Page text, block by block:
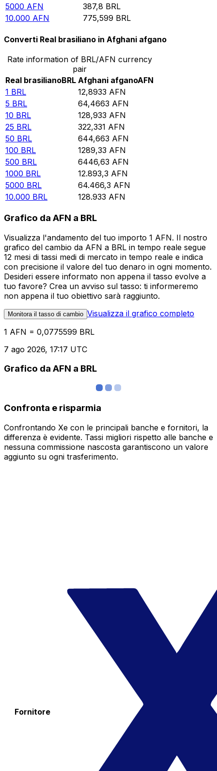
5000 AFN 387,8 BRL
10.000 AFN 775,599 BRL
Converti Real brasiliano in Afghani afgano
Rate information of BRL/AFN currency
pair
Real brasilianoBRL Afghani afganoAFN
1 BRL 12,8933 AFN
5 BRL 64,4663 AFN
10 BRL 128,933 AFN
25 BRL 322,331 AFN
50 BRL 644,663 AFN
100 BRL 1289,33 AFN
500 BRL 6446,63 AFN
1000 BRL 12.893,3 AFN
5000 BRL 64.466,3 AFN
10.000 BRL 128.933 AFN
Grafico da AFN a BRL
Visualizza l'andamento del tuo importo 1 AFN. Il nostro
grafico del cambio da AFN a BRL in tempo reale segue
12 mesi di tassi medi di mercato in tempo reale e indica
con precisione il valore del tuo denaro in ogni momento.
Desideri essere informato non appena il tasso evolve a
tuo favore? Crea un avviso sul tasso: ti informeremo
non appena il tuo obiettivo sarà raggiunto.
Monitora il tasso di cambio Visualizza il grafico completo
1 AFN = 0,0775599 BRL
7 ago 2026, 17:17 UTC
Grafico da AFN a BRL
Confronta e risparmia
Confrontando Xe con le principali banche e fornitori, la
differenza è evidente. Tassi migliori rispetto alle banche e
nessuna commissione nascosta garantiscono un valore
aggiunto su ogni trasferimento.
Fornitore